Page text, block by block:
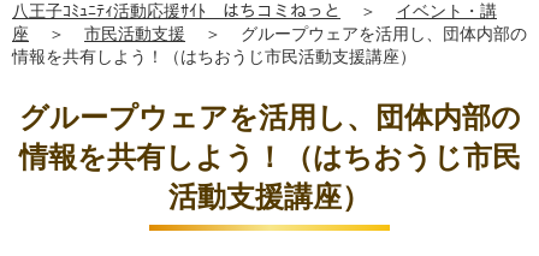
八王子ｺﾐｭﾆﾃｨ活動応援ｻｲﾄ はちコミねっと ＞
イベント・講
座
＞ 市民活動支援 ＞
グループウェアを活用し、団体内部の
情報を共有しよう！（はちおうじ市民活動支援講座）
グループウェアを活用し、団体内部の
情報を共有しよう！（はちおうじ市民
活動支援講座）